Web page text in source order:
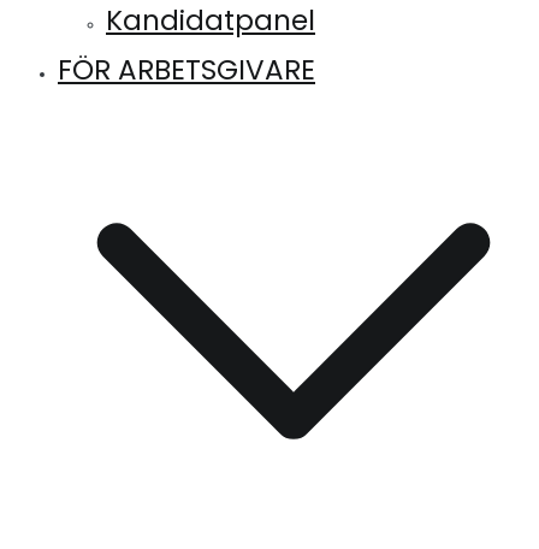
Kandidatpanel
FÖR ARBETSGIVARE